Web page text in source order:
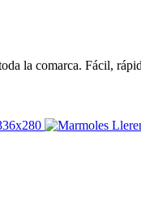
la comarca. Fácil,